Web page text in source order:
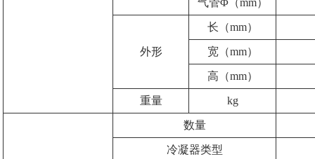
气管Φ（mm）
外形
长（mm）
宽（mm）
高（mm）
重量 kg
数量
冷凝器类型